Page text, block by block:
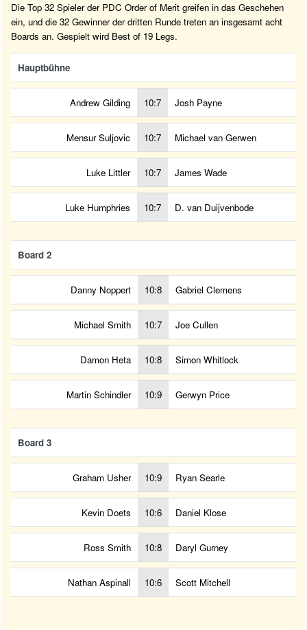
Die Top 32 Spieler der PDC Order of Merit greifen in das Geschehen
ein, und die 32 Gewinner der dritten Runde treten an insgesamt acht
Boards an. Gespielt wird Best of 19 Legs.
Hauptbühne
Andrew Gilding 10:7 Josh Payne
Mensur Suljovic 10:7 Michael van Gerwen
Luke Littler 10:7 James Wade
Luke Humphries 10:7 D. van Duijvenbode
Board 2
Danny Noppert 10:8 Gabriel Clemens
Michael Smith 10:7 Joe Cullen
Damon Heta 10:8 Simon Whitlock
Martin Schindler 10:9 Gerwyn Price
Board 3
Graham Usher 10:9 Ryan Searle
Kevin Doets 10:6 Daniel Klose
Ross Smith 10:8 Daryl Gurney
Nathan Aspinall 10:6 Scott Mitchell